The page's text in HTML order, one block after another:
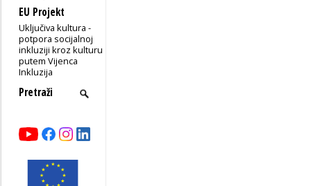
EU Projekt
Uključiva kultura -
potpora socijalnoj
inkluziji kroz kulturu
putem Vijenca
Inkluzija